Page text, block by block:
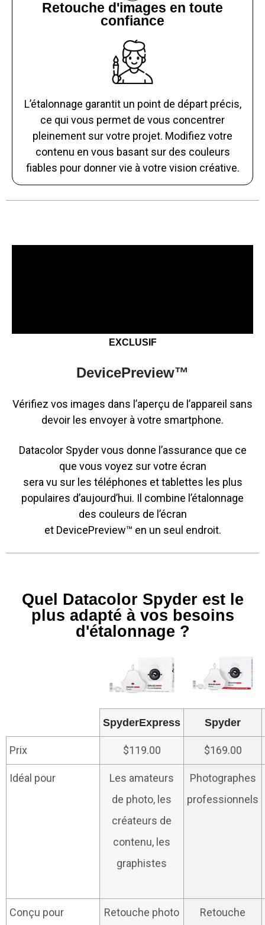
Retouche d'images en toute
confiance
L’étalonnage garantit un point de départ précis,
ce qui vous permet de vous concentrer
pleinement sur votre projet. Modifiez votre
contenu en vous basant sur des couleurs
fiables pour donner vie à votre vision créative.
EXCLUSIF
DevicePreview™
Vérifiez vos images dans l’aperçu de l’appareil sans
devoir les envoyer à votre smartphone.
Datacolor Spyder vous donne l’assurance que ce
que vous voyez sur votre écran
sera vu sur les téléphones et tablettes les plus
populaires d’aujourd’hui. Il combine l’étalonnage
des couleurs de l’écran
et DevicePreview™ en un seul endroit.
Quel Datacolor Spyder est le
plus adapté à vos besoins
d'étalonnage ?
SpyderExpress Spyder
Prix $119.00 $169.00
Idéal pour
Les amateurs
de photo, les
créateurs de
contenu, les
graphistes
Photographes
professionnels
Conçu pour Retouche photo Retouche